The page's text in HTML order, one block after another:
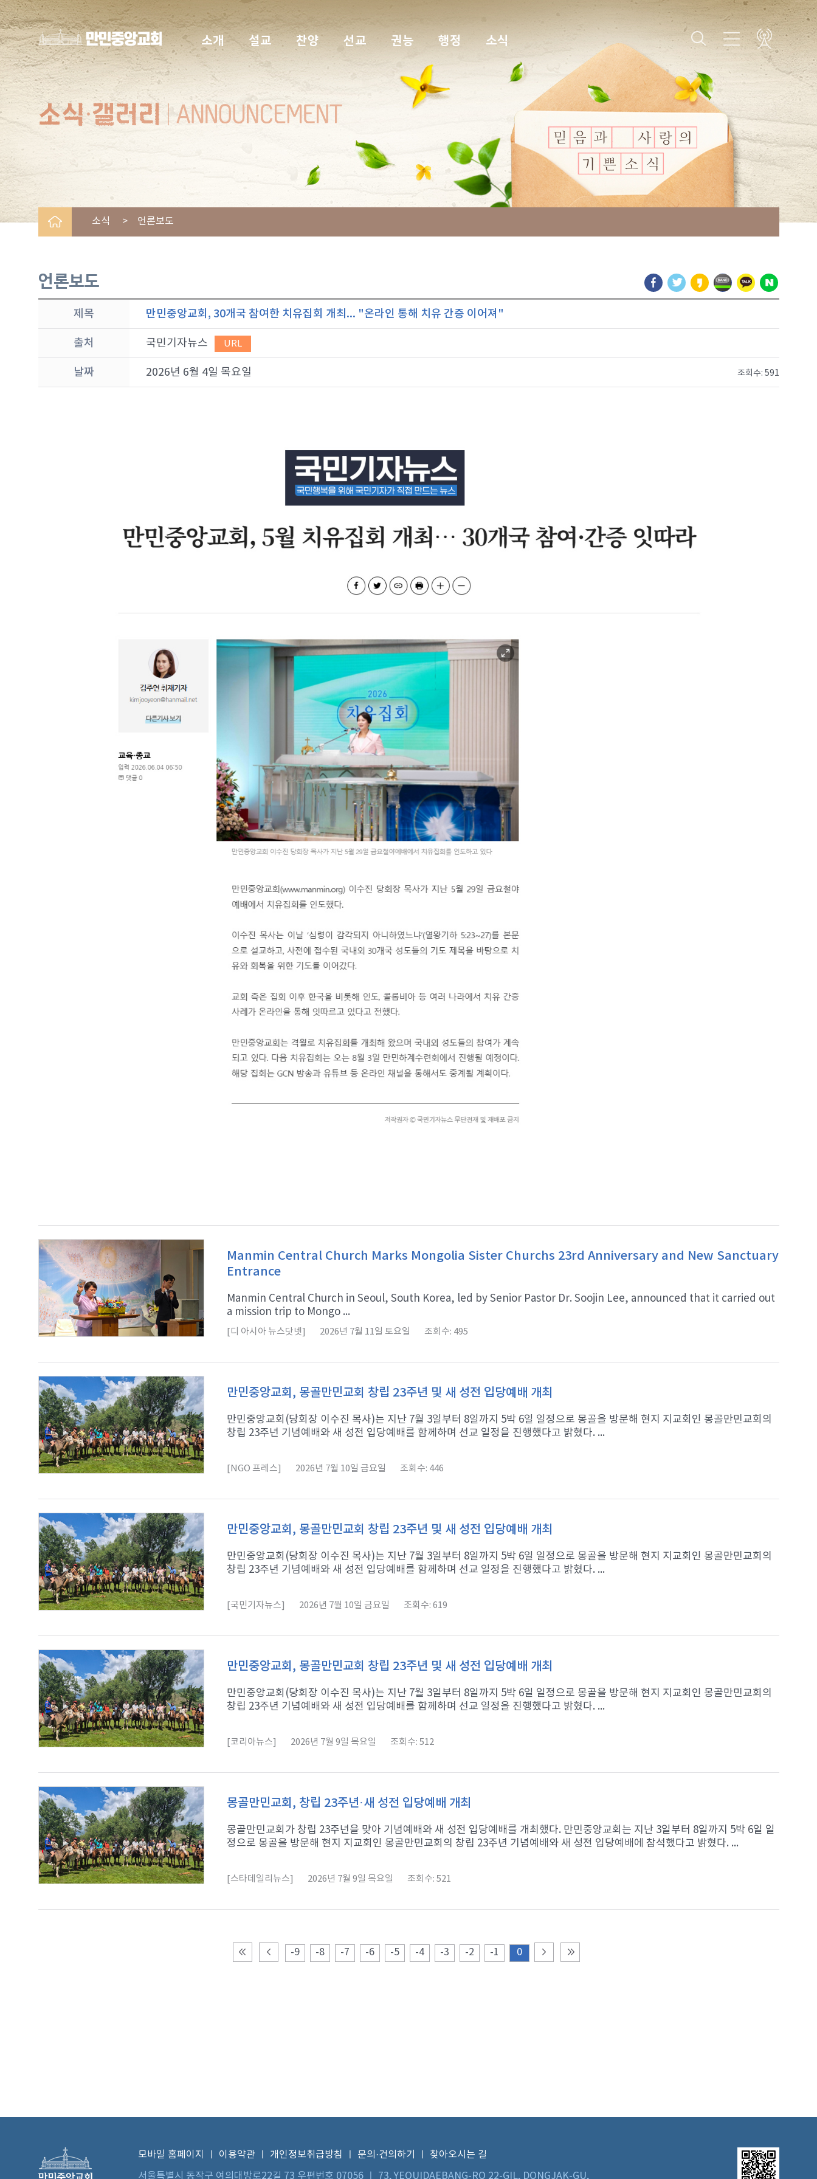
소개 설교 찬양 선교 권능 행정 소식
소식 > 언론보도
언론보도
제목 만민중앙교회, 30개국 참여한 치유집회 개최... "온라인 통해 치유 간증 이어져"
출처 국민기자뉴스 URL
날짜 2026년 6월 4일 목요일 조회수: 591
Manmin Central Church Marks Mongolia Sister Churchs 23rd Anniversary and New Sanctuary
Entrance
Manmin Central Church in Seoul, South Korea, led by Senior Pastor Dr. Soojin Lee, announced that it carried out
a mission trip to Mongo ...
[디 아시아 뉴스닷넷] 2026년 7월 11일 토요일 조회수: 495
만민중앙교회, 몽골만민교회 창립 23주년 및 새 성전 입당예배 개최
만민중앙교회(당회장 이수진 목사)는 지난 7월 3일부터 8일까지 5박 6일 일정으로 몽골을 방문해 현지 지교회인 몽골만민교회의
창립 23주년 기념예배와 새 성전 입당예배를 함께하며 선교 일정을 진행했다고 밝혔다. ...
[NGO 프레스] 2026년 7월 10일 금요일 조회수: 446
만민중앙교회, 몽골만민교회 창립 23주년 및 새 성전 입당예배 개최
만민중앙교회(당회장 이수진 목사)는 지난 7월 3일부터 8일까지 5박 6일 일정으로 몽골을 방문해 현지 지교회인 몽골만민교회의
창립 23주년 기념예배와 새 성전 입당예배를 함께하며 선교 일정을 진행했다고 밝혔다. ...
[국민기자뉴스] 2026년 7월 10일 금요일 조회수: 619
만민중앙교회, 몽골만민교회 창립 23주년 및 새 성전 입당예배 개최
만민중앙교회(당회장 이수진 목사)는 지난 7월 3일부터 8일까지 5박 6일 일정으로 몽골을 방문해 현지 지교회인 몽골만민교회의
창립 23주년 기념예배와 새 성전 입당예배를 함께하며 선교 일정을 진행했다고 밝혔다. ...
[코리아뉴스] 2026년 7월 9일 목요일 조회수: 512
몽골만민교회, 창립 23주년·새 성전 입당예배 개최
몽골만민교회가 창립 23주년을 맞아 기념예배와 새 성전 입당예배를 개최했다. 만민중앙교회는 지난 3일부터 8일까지 5박 6일 일
정으로 몽골을 방문해 현지 지교회인 몽골만민교회의 창립 23주년 기념예배와 새 성전 입당예배에 참석했다고 밝혔다. ...
[스타데일리뉴스] 2026년 7월 9일 목요일 조회수: 521
-9 -8 -7 -6 -5 -4 -3 -2 -1 0
모바일 홈페이지 이용약관 개인정보취급방침 문의·건의하기
찾아오시는 길
서울특별시 동작구 여의대방로22길 73 우편번호 07056 ㅣ 73, YEOUIDAEBANG-RO 22-GIL, DONGJAK-GU,